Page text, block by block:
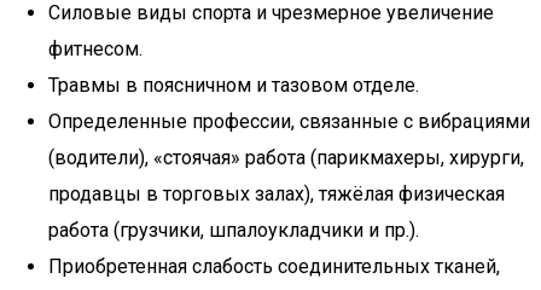
Силовые виды спорта и чрезмерное увеличение
фитнесом.
Травмы в поясничном и тазовом отделе.
Определенные профессии, связанные с вибрациями
(водители), «стоячая» работа (парикмахеры, хирурги,
продавцы в торговых залах), тяжёлая физическая
работа (грузчики, шпалоукладчики и пр.).
Приобретенная слабость соединительных тканей,